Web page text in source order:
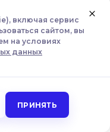
включая сервис
сайтом, вы
на условиях
данных
ПРИНЯТЬ
управления
₽
₽